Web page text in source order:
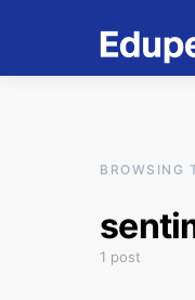
BROWSING
1 post